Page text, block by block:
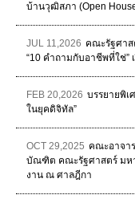
บ้านวุฒิสภา (Open
JUL 11,2026 คณะรัฐศาส
“10 คำถามกับอาชีพที่ใช่”
FEB 20,2026 บรรยายพิ
ในยุคดิจิทัล”
OCT 29,2025 คณะอาจา
บัณฑิต คณะรัฐศาสตร์ มหา
งาน ณ ศาลฎีกา